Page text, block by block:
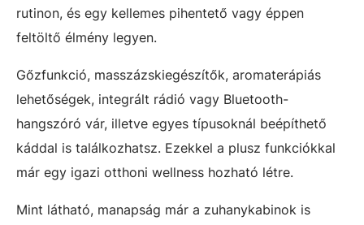
rutinon, és egy kellemes pihentető vagy éppen
feltöltő élmény legyen.
Gőzfunkció, masszázskiegészítők, aromaterápiás
lehetőségek, integrált rádió vagy Bluetooth-
hangszóró vár, illetve egyes típusoknál beépíthető
káddal is találkozhatsz. Ezekkel a plusz funkciókkal
már egy igazi otthoni wellness hozható létre.
Mint látható, manapság már a zuhanykabinok is